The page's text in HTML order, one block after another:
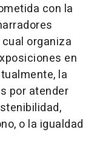
con la
organiza
en
la
por atender
o la igualdad